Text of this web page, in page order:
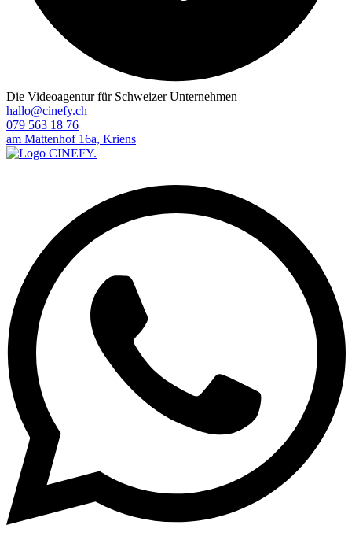
Die Videoagentur für Schweizer Unternehmen
hallo@cinefy.ch
079 563 18 76
am Mattenhof 16a, Kriens